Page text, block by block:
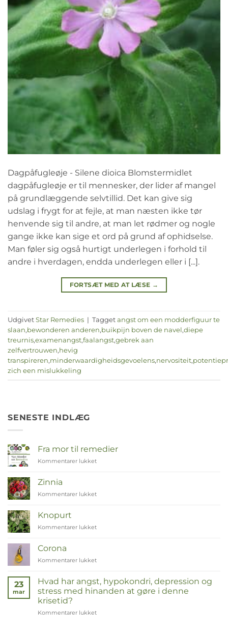
Dagpåfugleøje - Silene dioica Blomstermidlet
dagpåfugleøje er til mennesker, der lider af mangel
på grundlæggende selvtillid. Det kan give sig
udslag i frygt for at fejle, at man næsten ikke tør
henvende sig til andre, at man let rødmer og nogle
gange ikke kan sige et ord på grund af ophidselse.
Man føler sig også hurtigt underlegen i forhold til
andre i hverdagen, endda underlegen eller i [...].
FORTSÆT MED AT LÆSE →
Udgivet Star Remedies | Tagget angst om een modderfiguur te
slaan,bewonderen anderen,buikpijn boven de navel ,diepe
treurnis,examenangst,faalangst,gebrek aan
zelfvertrouwen,hevig
transpireren,minderwaardigheidsgevoelens,nervositeit,
zich een mislukkeling
SENESTE INDLÆG
Fra mor til remedier
Kommentarer lukket
Zinnia
Kommentarer lukket
Knopurt
Kommentarer lukket
Corona
Kommentarer lukket
23
mar
Hvad har angst, hypokondri, depression og
stress med hinanden at gøre i denne
krisetid?
Kommentarer lukket